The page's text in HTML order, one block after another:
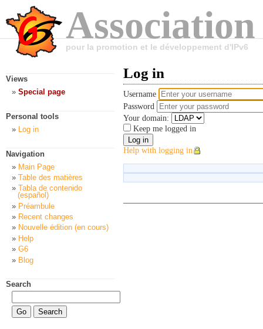
pour la promotion et le développement d'IPv6
Log in
Username
Password
Your domain:
Keep me logged in
Help with logging in
Views
Special page
Personal tools
Log in
Navigation
Main Page
Table des matières
Tabla de contenido
(español)
Préambule
Recent changes
Nouvelle édition (en cours)
Help
G6
Blog
Search